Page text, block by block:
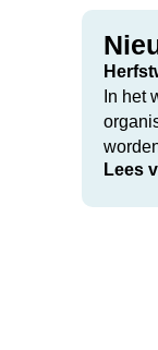
In het
Lees